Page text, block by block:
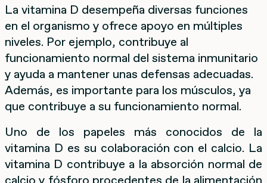
La vitamina D desempeña diversas funciones
en el organismo y ofrece apoyo en múltiples
niveles. Por ejemplo, contribuye al
funcionamiento normal del sistema inmunitario
y ayuda a mantener unas defensas adecuadas.
Además, es importante para los músculos, ya
que contribuye a su funcionamiento normal.
Uno de los papeles más conocidos de la
vitamina D es su colaboración con el calcio. La
vitamina D contribuye a la absorción normal de